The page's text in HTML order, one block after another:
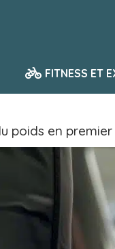
FITNESS ET
poids en premier